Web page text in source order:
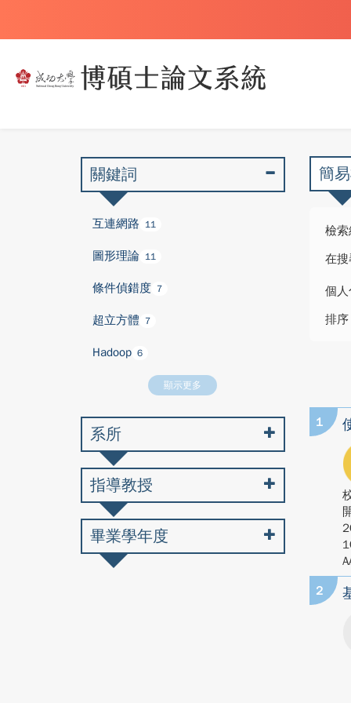
簡
檢
在
個
排序
1
2
關鍵詞
互連網路 11
圖形理論 11
條件偵錯度 7
超立方體 7
Hadoop 6
顯示更多
系所
指導教授
畢業學年度